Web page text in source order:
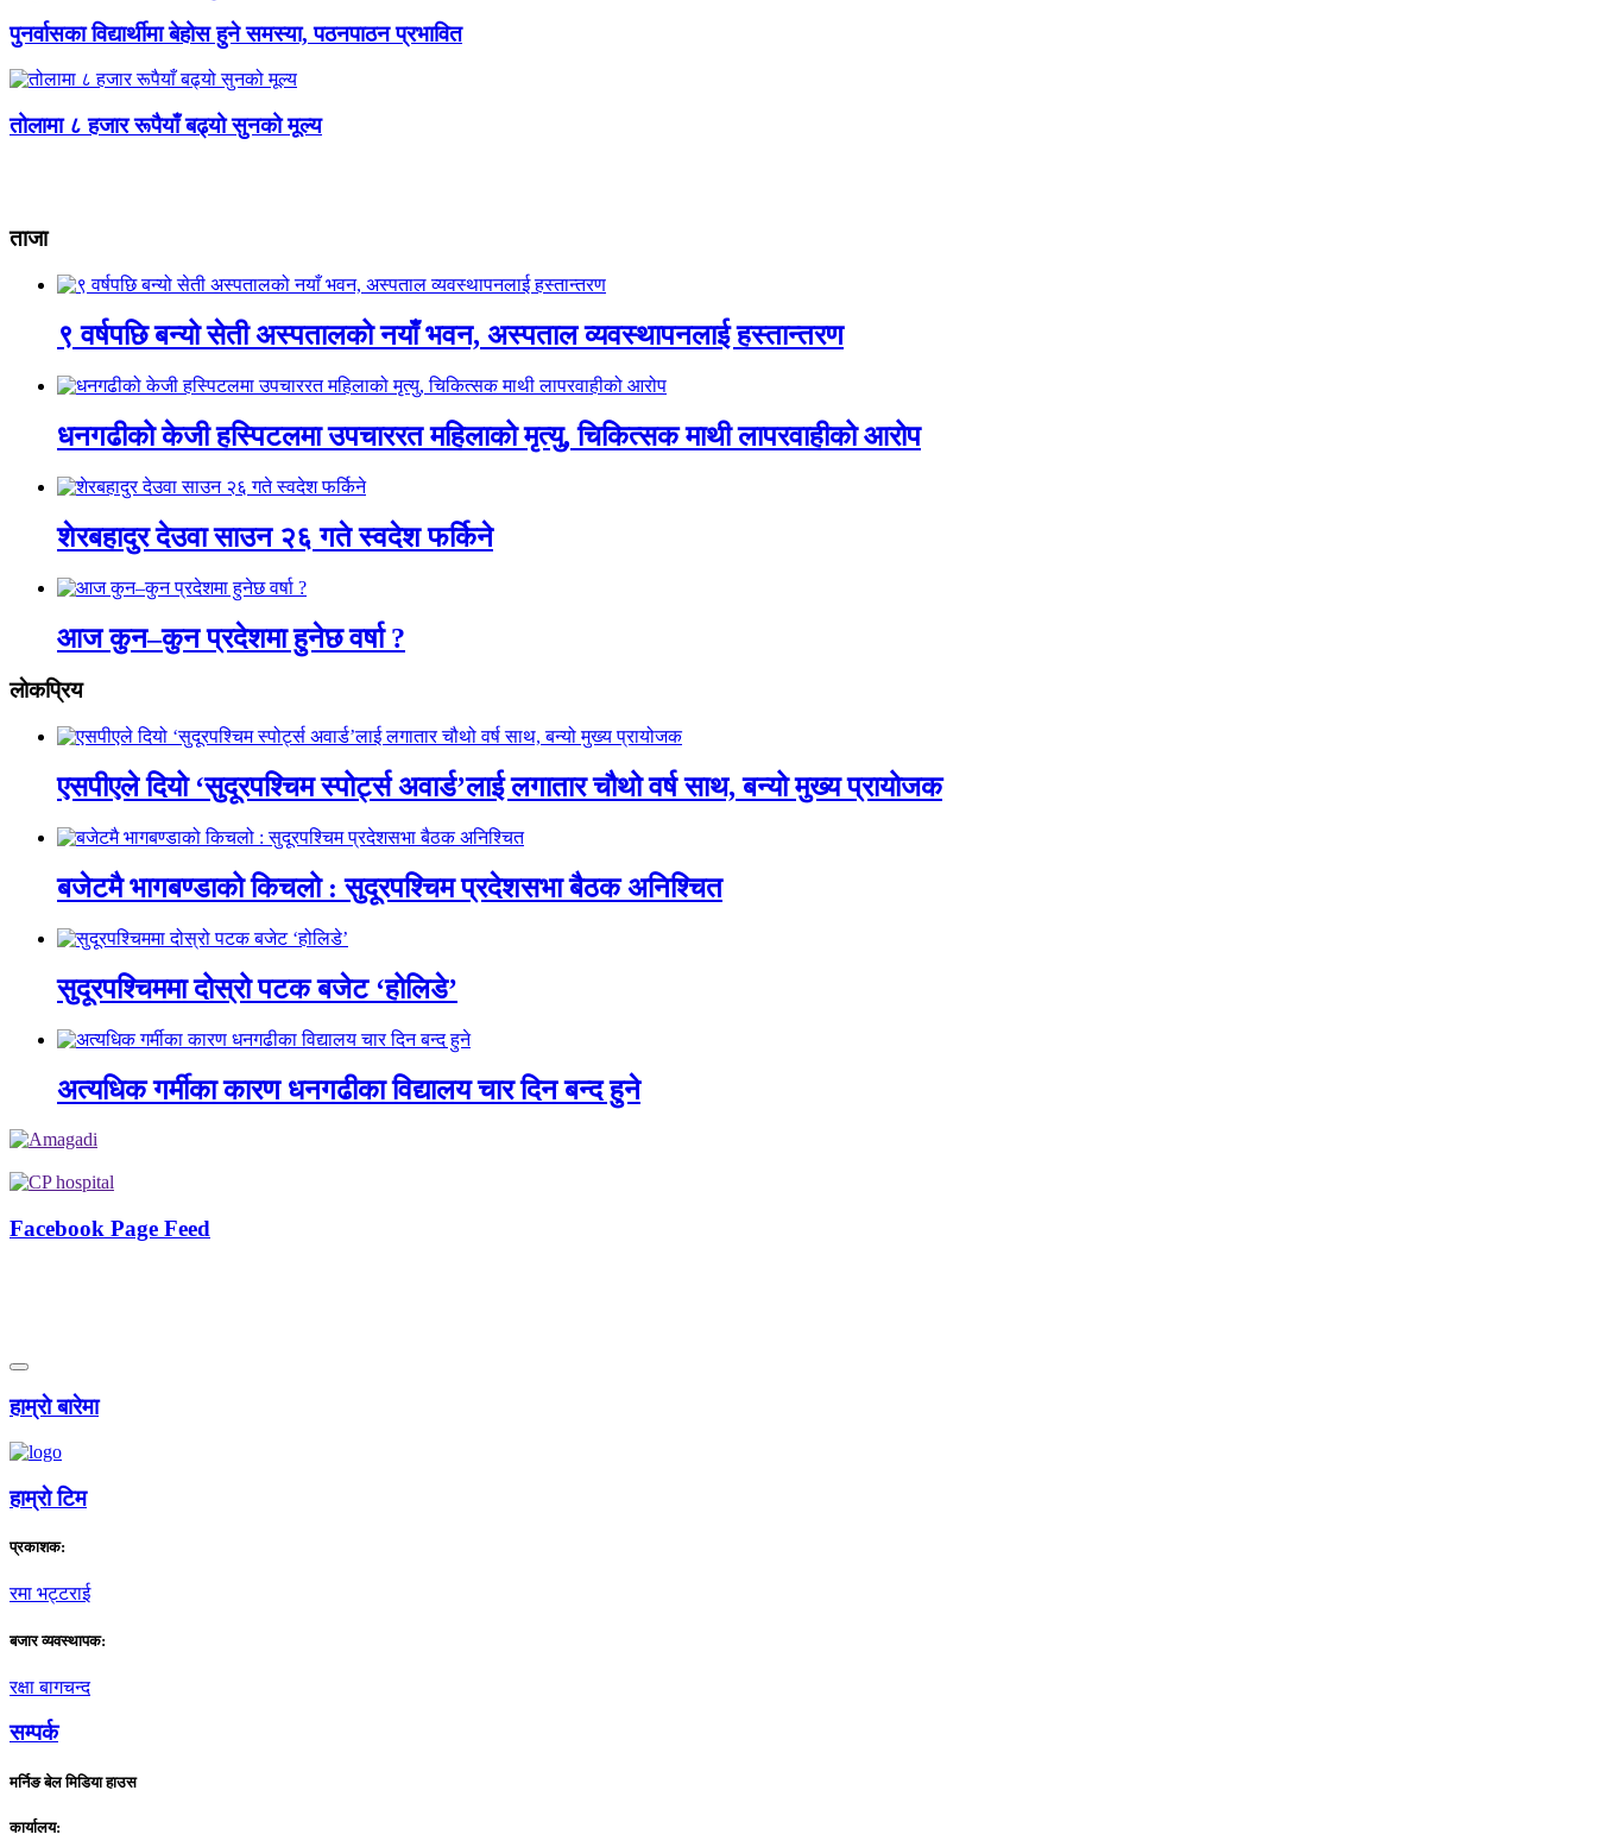
पुनर्वासका विद्यार्थीमा बेहोस हुने समस्या, पठनपाठन प्रभावित
तोलामा ८ हजार रूपैयाँ बढ्यो सुनको मूल्य
ताजा
९ वर्षपछि बन्यो सेती अस्पतालको नयाँ भवन, अस्पताल व्यवस्थापनलाई हस्तान्तरण
धनगढीको केजी हस्पिटलमा उपचाररत महिलाको मृत्यु, चिकित्सक माथी लापरवाहीको आरोप
शेरबहादुर देउवा साउन २६ गते स्वदेश फर्किने
आज कुन–कुन प्रदेशमा हुनेछ वर्षा ?
लाेकप्रिय
एसपीएले दियो ‘सुदूरपश्चिम स्पोर्ट्स अवार्ड’लाई लगातार चौथो वर्ष साथ, बन्यो मुख्य प्रायोजक
बजेटमै भागबण्डाको किचलो : सुदूरपश्चिम प्रदेशसभा बैठक अनिश्चित
सुदूरपश्चिममा दोस्रो पटक बजेट ‘होलिडे’
अत्यधिक गर्मीका कारण धनगढीका विद्यालय चार दिन बन्द हुने
Facebook Page Feed
हाम्राे बारेमा
हाम्राे टिम
प्रकाशक:
रमा भट्टराई
बजार व्यवस्थापक:
रक्षा बागचन्द
सम्पर्क
मर्निङ बेल मिडिया हाउस
कार्यालय: